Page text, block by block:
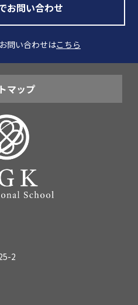
お問い合わせ
問い合わせはこちら
マップ
2